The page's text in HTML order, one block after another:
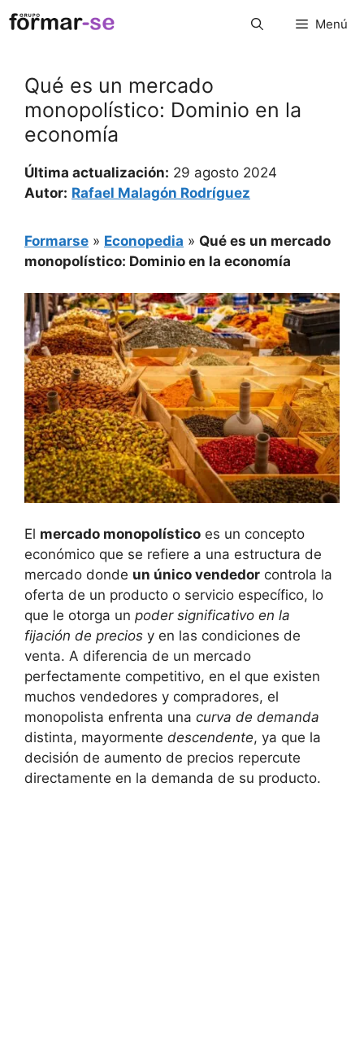
Saltar
al
Menú
Qué es un mercado
monopolístico: Dominio en la
economía
Última actualización: 29 agosto 2024
Autor: Rafael Malagón Rodríguez
Formarse » Econopedia » Qué es un mercado
monopolístico: Dominio en la economía
El mercado monopolístico ‌es un concepto
económico que se refiere a⁣ una estructura de
⁢mercado donde un⁢ único vendedor controla la
oferta de un producto o servicio específico, ⁢lo
que ⁢le otorga un poder‌ significativo en la
fijación de precios y‍ en las ⁣condiciones de
venta. A diferencia⁣ de un mercado
perfectamente ​competitivo, en el que existen
muchos vendedores y ​compradores, ⁤el
monopolista enfrenta una curva de demanda
distinta, mayormente descendente, ya que la
decisión de‌ aumento de ⁢precios repercute
directamente en la demanda de⁢ su producto.